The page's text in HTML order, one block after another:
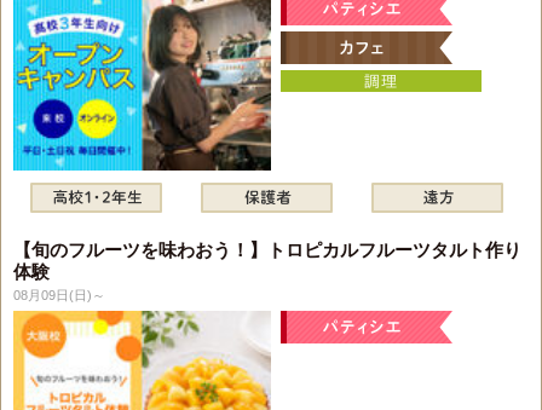
【旬のフルーツを味わおう！】トロピカルフルーツタルト作り
体験
08月09日(日)～